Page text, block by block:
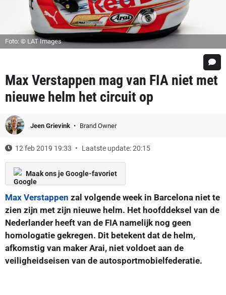
Foto: © LAT Images
Max Verstappen mag van FIA niet met
nieuwe helm het circuit op
Jeen Grievink Brand Owner
12 feb 2019 19:33 Laatste update: 20:15
Maak ons je Google-favoriet
Max Verstappen zal volgende week in Barcelona niet te
zien zijn met zijn nieuwe helm. Het hoofddeksel van de
Nederlander heeft van de FIA namelijk nog geen
homologatie gekregen. Dit betekent dat de helm,
afkomstig van maker Arai, niet voldoet aan de
veiligheidseisen van de autosportmobielfederatie.